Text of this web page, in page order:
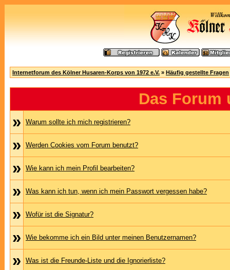
Internetforum des Kölner Husaren-Korps von 1972 e.V. » Häufig gestellte Fragen
Das Forum
»
Warum sollte ich mich registrieren?
» Werden Cookies vom Forum benutzt?
» Wie kann ich mein Profil bearbeiten?
» Was kann ich tun, wenn ich mein Passwort vergessen habe?
» Wofür ist die Signatur?
» Wie bekomme ich ein Bild unter meinen Benutzernamen?
» Was ist die Freunde-Liste und die Ignorierliste?